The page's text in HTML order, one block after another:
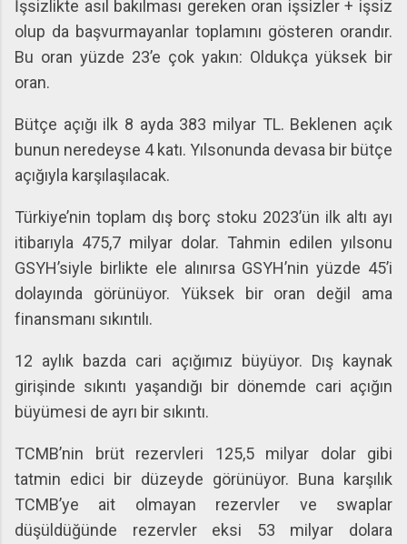
İşsizlikte asıl bakılması gereken oran işsizler + işsiz
olup da başvurmayanlar toplamını gösteren orandır.
Bu oran yüzde 23’e çok yakın: Oldukça yüksek bir
oran.
Bütçe açığı ilk 8 ayda 383 milyar TL. Beklenen açık
bunun neredeyse 4 katı. Yılsonunda devasa bir bütçe
açığıyla karşılaşılacak.
Türkiye’nin toplam dış borç stoku 2023’ün ilk altı ayı
itibarıyla 475,7 milyar dolar. Tahmin edilen yılsonu
GSYH’siyle birlikte ele alınırsa GSYH’nin yüzde 45’i
dolayında görünüyor. Yüksek bir oran değil ama
finansmanı sıkıntılı.
12 aylık bazda cari açığımız büyüyor. Dış kaynak
girişinde sıkıntı yaşandığı bir dönemde cari açığın
büyümesi de ayrı bir sıkıntı.
TCMB’nin brüt rezervleri 125,5 milyar dolar gibi
tatmin edici bir düzeyde görünüyor. Buna karşılık
TCMB’ye ait olmayan rezervler ve swaplar
düşüldüğünde rezervler eksi 53 milyar dolara